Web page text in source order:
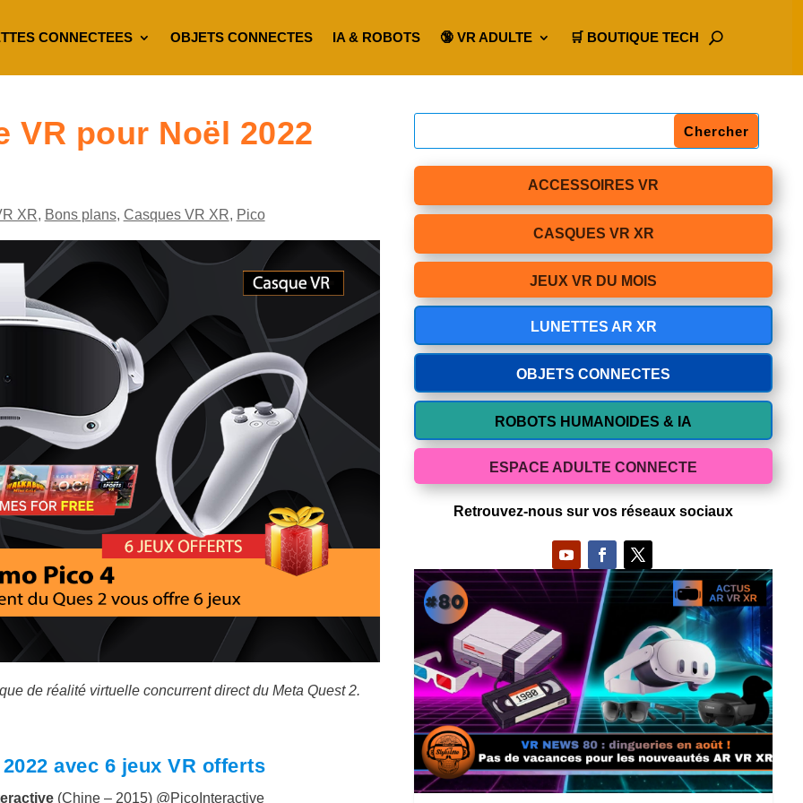
CONNECTEES OBJETS CONNECTES IA & ROBOTS 🔞 VR ADULTE 🛒 BOUTIQUE TECH
VR pour Noël 2022
XR, Bons plans, Casques VR XR, Pico
de réalité virtuelle concurrent direct du Meta Quest 2.
avec 6 jeux VR offerts
(Chine – 2015) @PicoInteractive
ACCESSOIRES VR
CASQUES VR XR
JEUX VR DU MOIS
LUNETTES AR XR
OBJETS CONNECTES
ROBOTS HUMANOIDES & IA
ESPACE ADULTE CONNECTE
Retrouvez-nous sur vos réseaux sociaux